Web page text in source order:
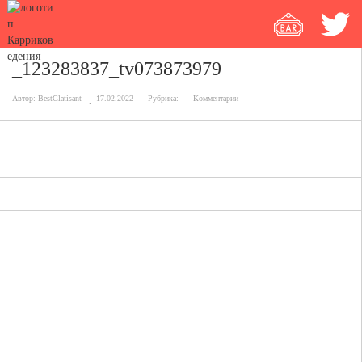
_123283837_tv073873979
Автор: BestGlatisant 17.02.2022 Рубрика: Комментарии